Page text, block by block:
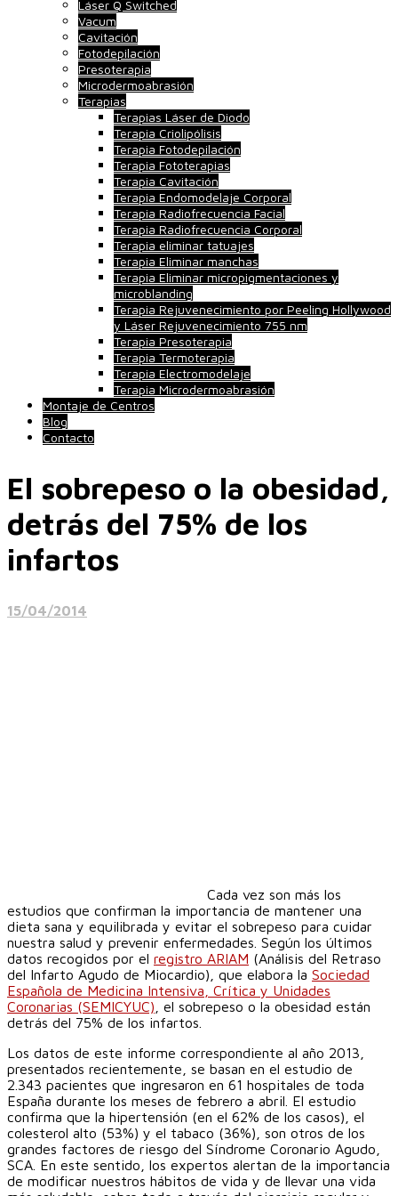
Láser Q Switched
Vacum
Cavitación
Fotodepilación
Presoterapia
Microdermoabrasión
Terapias
Terapias Láser de Diodo
Terapia Criolipólisis
Terapia Fotodepilación
Terapia Fototerapias
Terapia Cavitación
Terapia Endomodelaje Corporal
Terapia Radiofrecuencia Facial
Terapia Radiofrecuencia Corporal
Terapia eliminar tatuajes
Terapia Eliminar manchas
Terapia Eliminar micropigmentaciones y
microblanding
Terapia Rejuvenecimiento por Peeling Hollywood
y Láser Rejuvenecimiento 755 nm
Terapia Presoterapia
Terapia Termoterapia
Terapia Electromodelaje
Terapia Microdermoabrasión
Montaje de Centros
Blog
Contacto
El sobrepeso o la obesidad,
detrás del 75% de los
infartos
15/04/2014
Cada vez son más los
estudios que confirman la importancia de mantener una
dieta sana y equilibrada y evitar el sobrepeso para cuidar
nuestra salud y prevenir enfermedades. Según los últimos
datos recogidos por el registro ARIAM (Análisis del Retraso
del Infarto Agudo de Miocardio), que elabora la Sociedad
Española de Medicina Intensiva, Crítica y Unidades
Coronarias (SEMICYUC) , el sobrepeso o la obesidad están
detrás del 75% de los infartos.
Los datos de este informe correspondiente al año 2013,
presentados recientemente, se basan en el estudio de
2.343 pacientes que ingresaron en 61 hospitales de toda
España durante los meses de febrero a abril. El estudio
confirma que la hipertensión (en el 62% de los casos), el
colesterol alto (53%) y el tabaco (36%), son otros de los
grandes factores de riesgo del Síndrome Coronario Agudo,
SCA. En este sentido, los expertos alertan de la importancia
de modificar nuestros hábitos de vida y de llevar una vida